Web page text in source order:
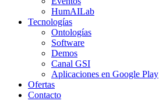
HumAILab
Tecnologías
Ontologías
Software
Demos
Canal GSI
Aplicaciones en Google Play
Ofertas
Contacto